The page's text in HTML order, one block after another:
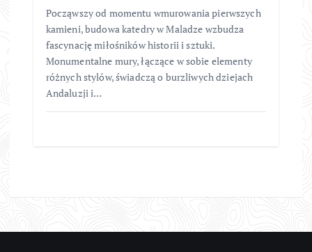
Począwszy od momentu wmurowania pierwszych
kamieni, budowa katedry w Maladze wzbudza
fascynację miłośników historii i sztuki.
Monumentalne mury, łączące w sobie elementy
różnych stylów, świadczą o burzliwych dziejach
Andaluzji i…